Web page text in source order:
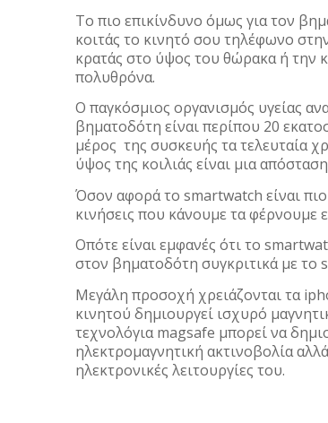
Το πιο επικίνδυνο όμως για τον
κοιτάς το κινητό σου τηλέφωνο
κρατάς στο ύψος του θώρακα ή την
πολυθρόνα.
Ο παγκόσμιος οργανισμός υγείας
βηματοδότη είναι περίπου 20
μέρος της συσκευής τα τελευταία
ύψος της κοιλιάς είναι μια
Όσον αφορά το smartwatch είναι πιο
κινήσεις που κάνουμε τα φέρνουμε
Oπότε είναι εμφανές ότι το
στον βηματοδότη συγκριτικά με το
Mεγάλη προσοχή χρειάζονται τα
κινητού δημιουργεί ισχυρό
τεχνολόγια magsafe μπορεί να
ηλεκτρομαγνητική ακτινοβολία
ηλεκτρονικές λειτουργίες του.